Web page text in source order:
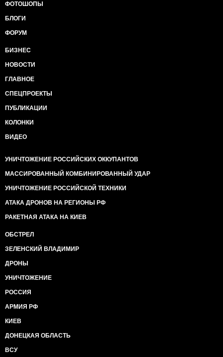
ФОТОШОПЫ
БЛОГИ
ФОРУМ
БИЗНЕС
НОВОСТИ
ГЛАВНОЕ
СПЕЦПРОЕКТЫ
ПУБЛИКАЦИИ
КОЛОНКИ
ВИДЕО
УНИЧТОЖЕНИЕ РОССИЙСКИХ ОККУПАНТОВ
МАССИРОВАННЫЙ КОМБИНИРОВАННЫЙ УДАР
УНИЧТОЖЕНИЕ РОССИЙСКОЙ ТЕХНИКИ
АТАКА ДРОНОВ НА РЕГИОНЫ РФ
РАКЕТНАЯ АТАКА НА КИЕВ
ОБСТРЕЛ
ЗЕЛЕНСКИЙ ВЛАДИМИР
ДРОНЫ
УНИЧТОЖЕНИЕ
РОССИЯ
АРМИЯ РФ
КИЕВ
ДОНЕЦКАЯ ОБЛАСТЬ
ВСУ